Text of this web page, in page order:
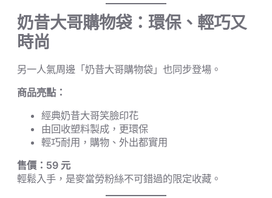
奶昔大哥購物袋：環保、輕巧又
時尚
另一人氣周邊「奶昔大哥購物袋」也同步登場。
商品亮點：
經典奶昔大哥笑臉印花
由回收塑料製成，更環保
輕巧耐用，購物、外出都實用
售價：59 元
輕鬆入手，是麥當勞粉絲不可錯過的限定收藏。